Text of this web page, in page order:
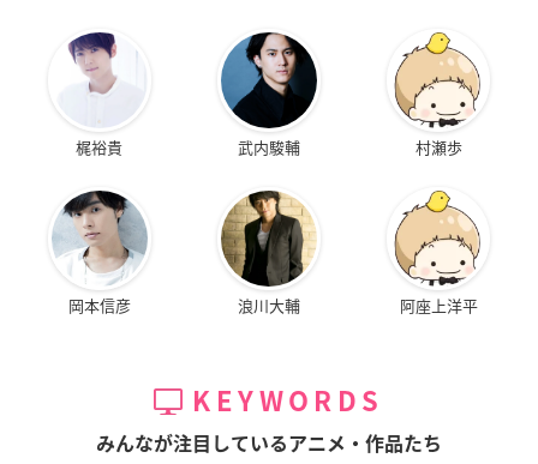
梶裕貴 武内駿輔 村瀬歩
岡本信彦 浪川大輔 阿座上洋平
KEYWORDS
みんなが注目しているアニメ・作品たち